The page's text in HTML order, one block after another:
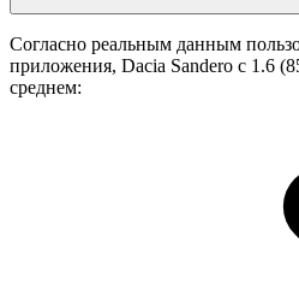
Согласно реальным данным
приложения, Dacia Sandero с 1.6
среднем: